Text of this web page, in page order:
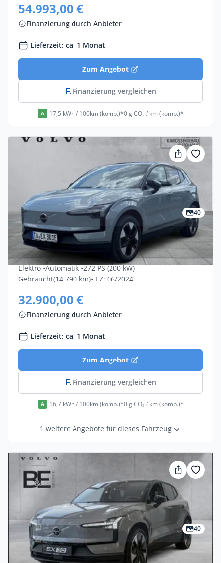
54.993,00 €
Finanzierung durch Anbieter
Lieferzeit: ca. 1 Monat
Zum Angebot
Finanzierung vergleichen
A 17,5 kWh / 100km (komb.)*0 g CO₂ / km (komb.)*
40
Gewerbe & Privat
Volvo Ex30 Single Motor Plus 5dr
Elektro •Automatik •272 PS (200 kW)
Gebraucht(14.790 km)• EZ: 06/2024
32.900,00 €
Finanzierung durch Anbieter
Lieferzeit: ca. 1 Monat
Zum Angebot
Finanzierung vergleichen
A 16,7 kWh / 100km (komb.)*0 g CO₂ / km (komb.)*
1 weitere Angebote für dieses Fahrzeug
40
Privat & Gewerbe